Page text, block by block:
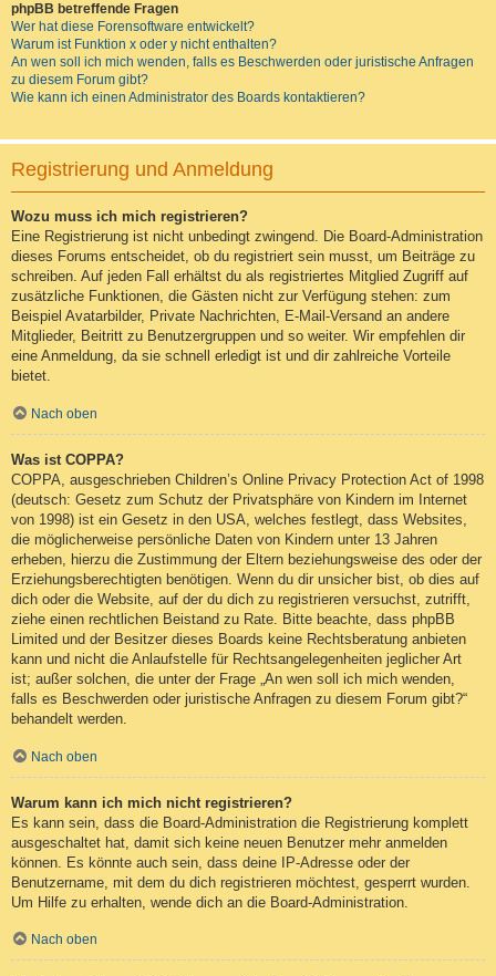
phpBB betreffende Fragen
Wer hat diese Forensoftware entwickelt?
Warum ist Funktion x oder y nicht enthalten?
An wen soll ich mich wenden, falls es Beschwerden oder juristische Anfragen
zu diesem Forum gibt?
Wie kann ich einen Administrator des Boards kontaktieren?
Registrierung und Anmeldung
Wozu muss ich mich registrieren?
Eine Registrierung ist nicht unbedingt zwingend. Die Board-Administration
dieses Forums entscheidet, ob du registriert sein musst, um Beiträge zu
schreiben. Auf jeden Fall erhältst du als registriertes Mitglied Zugriff auf
zusätzliche Funktionen, die Gästen nicht zur Verfügung stehen: zum
Beispiel Avatarbilder, Private Nachrichten, E-Mail-Versand an andere
Mitglieder, Beitritt zu Benutzergruppen und so weiter. Wir empfehlen dir
eine Anmeldung, da sie schnell erledigt ist und dir zahlreiche Vorteile
bietet.
Nach oben
Was ist COPPA?
COPPA, ausgeschrieben Children’s Online Privacy Protection Act of 1998
(deutsch: Gesetz zum Schutz der Privatsphäre von Kindern im Internet
von 1998) ist ein Gesetz in den USA, welches festlegt, dass Websites,
die möglicherweise persönliche Daten von Kindern unter 13 Jahren
erheben, hierzu die Zustimmung der Eltern beziehungsweise des oder der
Erziehungsberechtigten benötigen. Wenn du dir unsicher bist, ob dies auf
dich oder die Website, auf der du dich zu registrieren versuchst, zutrifft,
ziehe einen rechtlichen Beistand zu Rate. Bitte beachte, dass phpBB
Limited und der Besitzer dieses Boards keine Rechtsberatung anbieten
kann und nicht die Anlaufstelle für Rechtsangelegenheiten jeglicher Art
ist; außer solchen, die unter der Frage „An wen soll ich mich wenden,
falls es Beschwerden oder juristische Anfragen zu diesem Forum gibt?“
behandelt werden.
Nach oben
Warum kann ich mich nicht registrieren?
Es kann sein, dass die Board-Administration die Registrierung komplett
ausgeschaltet hat, damit sich keine neuen Benutzer mehr anmelden
können. Es könnte auch sein, dass deine IP-Adresse oder der
Benutzername, mit dem du dich registrieren möchtest, gesperrt wurden.
Um Hilfe zu erhalten, wende dich an die Board-Administration.
Nach oben